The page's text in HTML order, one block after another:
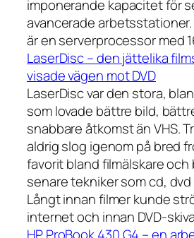
imponerande kapacitet för
avancerade arbetsstationer.
är en serverprocessor med
LaserDisc – den jättelika
visade vägen mot DVD
LaserDisc var den stora,
som lovade bättre bild,
snabbare åtkomst än VHS.
aldrig slog igenom på bred
favorit bland filmälskare och
senare tekniker som cd, dvd
Långt innan filmer kunde
internet och innan DVD-